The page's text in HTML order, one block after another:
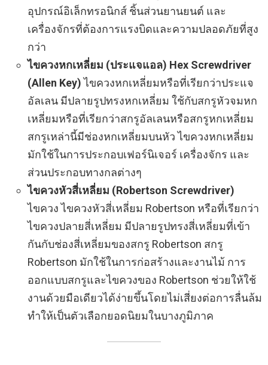
อุปกรณ์อิเล็กทรอนิกส์ ชิ้นส่วนยานยนต์ และ
เครื่องจักรที่ต้องการแรงบิดและความปลอดภัยที่สูง
กว่า
ไขควงหกเหลี่ยม (ประแจแอล) Hex Screwdriver
(Allen Key)ไขควงหกเหลี่ยมหรือที่เรียกว่าประแจ
อัลเลน มีปลายรูปทรงหกเหลี่ยม ใช้กับสกรูหัวจมหก
เหลี่ยมหรือที่เรียกว่าสกรูอัลเลนหรือสกรูหกเหลี่ยม
สกรูเหล่านี้มีช่องหกเหลี่ยมบนหัว ไขควงหกเหลี่ยม
มักใช้ในการประกอบเฟอร์นิเจอร์ เครื่องจักร และ
ส่วนประกอบทางกลต่างๆ
ไขควงหัวสี่เหลี่ยม (Robertson Screwdriver)
ไขควง ไขควงหัวสี่เหลี่ยม Robertson หรือที่เรียกว่า
ไขควงปลายสี่เหลี่ยม มีปลายรูปทรงสี่เหลี่ยมที่เข้า
กันกับช่องสี่เหลี่ยมของสกรู Robertson สกรู
Robertson มักใช้ในการก่อสร้างและงานไม้ การ
ออกแบบสกรูและไขควงของ Robertson ช่วยให้ใช้
งานด้วยมือเดียวได้ง่ายขึ้นโดยไม่เสี่ยงต่อการลื่นล้ม
ทำให้เป็นตัวเลือกยอดนิยมในบางภูมิภาค